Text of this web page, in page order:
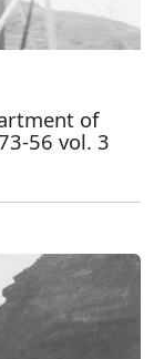
of
56 vol. 3